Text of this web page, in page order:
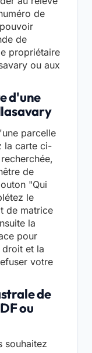
de
de
propriétaire
ou aux
d'une
parcelle
la carte ci-
de
"Qui
le
de matrice
la
pour
et la
votre
de
ou
souhaitez